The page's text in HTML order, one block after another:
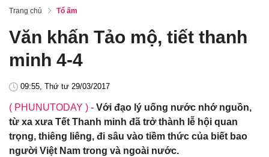
Trang chủ Tổ ấm
Văn khấn Tảo mộ, tiết thanh
minh 4-4
09:55, Thứ tư 29/03/2017
( PHUNUTODAY ) - Với đạo lý uống nước nhớ nguồn,
từ xa xưa Tết Thanh minh đã trở thành lễ hội quan
trọng, thiêng liêng, đi sâu vào tiềm thức của biết bao
người Việt Nam trong và ngoài nước.